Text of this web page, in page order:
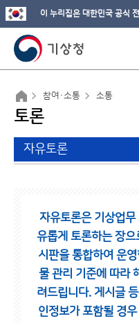
이 누리집은 대한민국 공식
참여·소통 소통
토론
자유토론
자유토론은 기상업
유롭게 토론하는 장으
시판을 통합하여 운
물 관리 기준에 따라
려드립니다. 게시글
인정보가 포함될 경